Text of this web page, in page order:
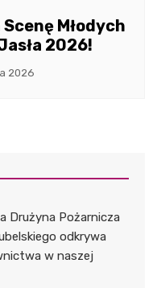
Młodych
2026!
2026
Drużyna Pożarnicza
odkrywa
w naszej